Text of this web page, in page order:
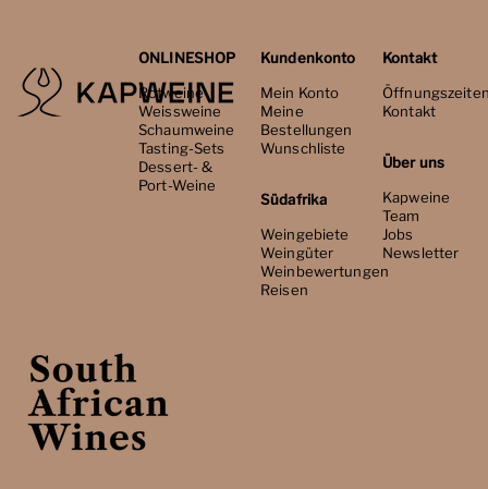
ONLINESHOP
Rotweine
Weissweine
Schaumweine
Tasting-Sets
Dessert- &
Port-Weine
Kundenkonto
Mein Konto
Meine
Bestellungen
Wunschliste
Südafrika
Weingebiete
Weingüter
Weinbewertungen
Reisen
Kontakt
Kontakt
Über uns
Kapweine
Team
Jobs
Newsletter